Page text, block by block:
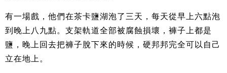
有一場戲，他們在茶卡鹽湖泡了三天，每天從早上六點泡
到晚上八九點。支架軌道全部被腐蝕損壞，褲子上都是
鹽，晚上回去把褲子脫下來的時候，硬邦邦完全可以自己
立在地上。